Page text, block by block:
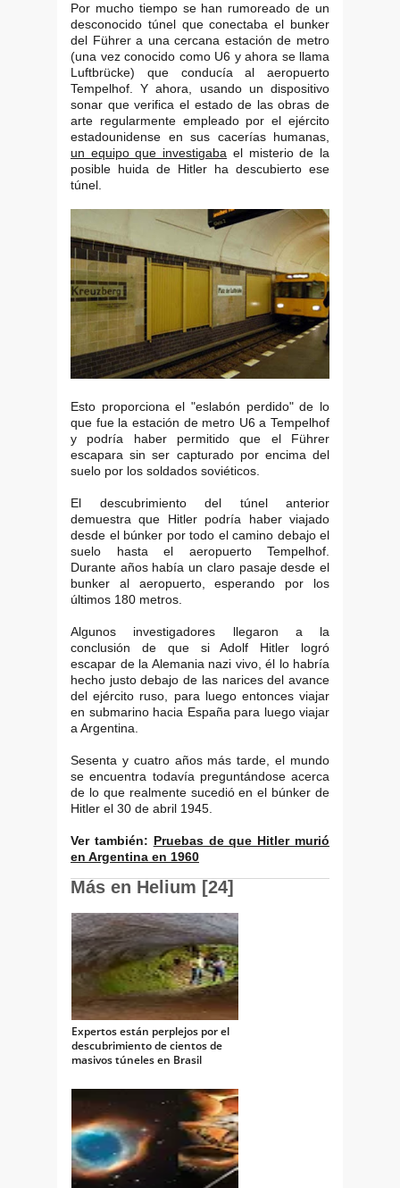
Por mucho tiempo se han rumoreado de un
desconocido túnel que conectaba el bunker
del Führer a una cercana estación de metro
(una vez conocido como U6 y ahora se llama
Luftbrücke) que conducía al aeropuerto
Tempelhof. Y ahora, usando un dispositivo
sonar que verifica el estado de las obras de
arte regularmente empleado por el ejército
estadounidense en sus cacerías humanas,
un equipo que investigaba el misterio de la
posible huida de Hitler ha descubierto ese
túnel.
Esto proporciona el "eslabón perdido" de lo
que fue la estación de metro U6 a Tempelhof
y podría haber permitido que el Führer
escapara sin ser capturado por encima del
suelo por los soldados soviéticos.
El descubrimiento del túnel anterior
demuestra que Hitler podría haber viajado
desde el búnker por todo el camino debajo el
suelo hasta el aeropuerto Tempelhof.
Durante años había un claro pasaje desde el
bunker al aeropuerto, esperando por los
últimos 180 metros.
Algunos investigadores llegaron a la
conclusión de que si Adolf Hitler logró
escapar de la Alemania nazi vivo, él lo habría
hecho justo debajo de las narices del avance
del ejército ruso, para luego entonces viajar
en submarino hacia España para luego viajar
a Argentina.
Sesenta y cuatro años más tarde, el mundo
se encuentra todavía preguntándose acerca
de lo que realmente sucedió en el búnker de
Hitler el 30 de abril 1945.
Ver también: Pruebas de que Hitler murió
en Argentina en 1960
Más en Helium [24]
Expertos están perplejos por el
descubrimiento de cientos de
masivos túneles en Brasil